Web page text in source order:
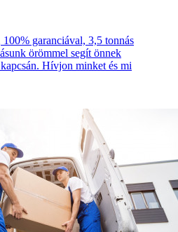
garanciával, 3,5 tonnás
örömmel segít önnek
Hívjon minket és mi